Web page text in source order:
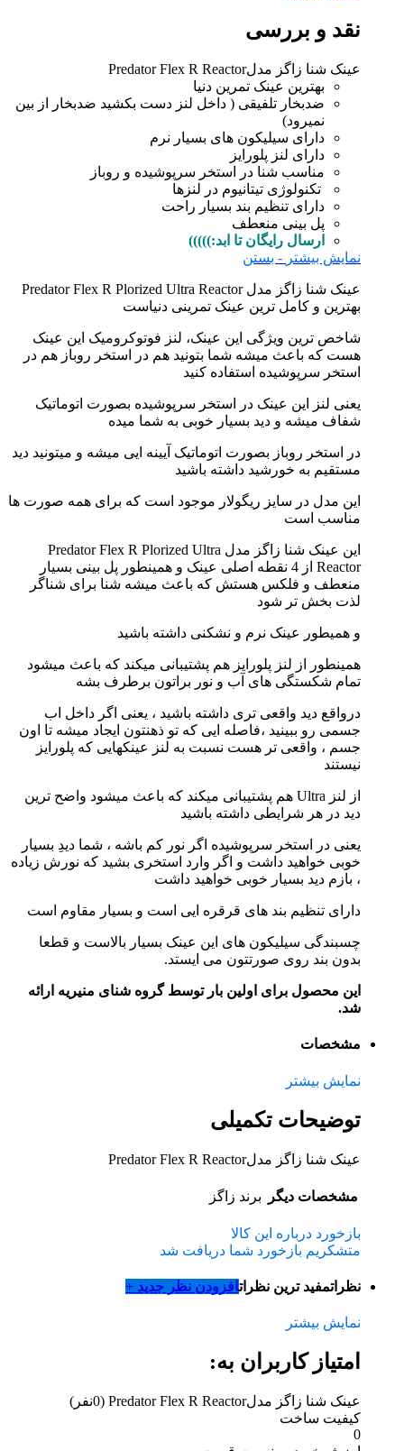
نقد و بررسی
عینک شنا زاگز مدلPredator Flex R Reactor
بهترین عینک تمرین دنیا
ضدبخار تلفیقی ( داخل لنز دست بکشید ضدبخار از بین
نمیرود)
دارای سيليكون های بسيار نرم
دارای لنز پلورایز
مناسب شنا در استخر سرپوشیده و روباز
تکنولوژی تیتانیوم در لنزها
دارای تنظیم بند بسیار راحت
پل بینی منعطف
ارسال رایگان تا ابد:)))))
نمایش بیشتر - بستن
بهترین و کامل ترین عینک تمرینی دنیاست
شاخص ترین ویژگی این عینک، لنز فوتوکرومیک این عینک
هست که باعث میشه شما بتونید هم در استخر روباز هم در
استخر سرپوشیده استفاده کنید
یعنی لنز این عینک در استخر سرپوشیده بصورت اتوماتیک
شفاف میشه و دید بسیار خوبی به شما میده
در استخر روباز بصورت اتوماتیک آیینه ایی میشه و میتونید دید
مستقیم به خورشید داشته باشید
این مدل در سایز ریگولار موجود است که برای همه صورت ها
مناسب است
این عینک شنا زاگز مدل Predator Flex R Plorized Ultra
Reactor از 4 نقطه اصلی عینک و همینطور پل بینی بسیار
منعطف و فلکس هستش که باعث میشه شنا برای شناگر
لذت بخش تر شود
و همیطور عینک نرم و نشکنی داشته باشید
همینطور از لنز پلورایز هم پشتیبانی میکند که باعث میشود
تمام شکستگی های آب و نور براتون برطرف بشه
درواقع دید واقعی تری داشته باشید ، یعنی اگر داخل اب
جسمی رو ببینید ،فاصله ایی که تو ذهنتون ایجاد میشه تا اون
جسم ، واقعی تر هست نسبت به لنز عینکهایی که پلورایز
نیستند
از لنز Ultra هم پشتیبانی میکند که باعث میشود واضح ترین
دید در هر شرایطی داشته باشید
یعنی در استخر سرپوشیده اگر نور کم باشه ، شما دیدِ بسیار
خوبی خواهید داشت و اگر وارد استخری بشید که نورش زیاده
، بازم دید بسیار خوبی خواهید داشت
دارای تنظیم بند های قرقره ایی است و بسیار مقاوم است
چسبندگی سیلیکون های این عینک بسیار بالاست و قطعا
بدون بند روی صورتتون می ایستد.
این محصول برای اولین بار توسط گروه شنای منیریه ارائه
شد.
مشخصات
نمایش بیشتر
توضیحات تکمیلی
عینک شنا زاگز مدلPredator Flex R Reactor
مشخصات دیگر برند زاگز
بازخورد درباره این کالا
متشکریم بازخورد شما دریافت شد
نظراتمفید ترین نظراتافزودن نظر جدید +
نمایش بیشتر
امتیاز کاربران به:
عینک شنا زاگز مدلPredator Flex R Reactor
(0نفر)
کیفیت ساخت
0